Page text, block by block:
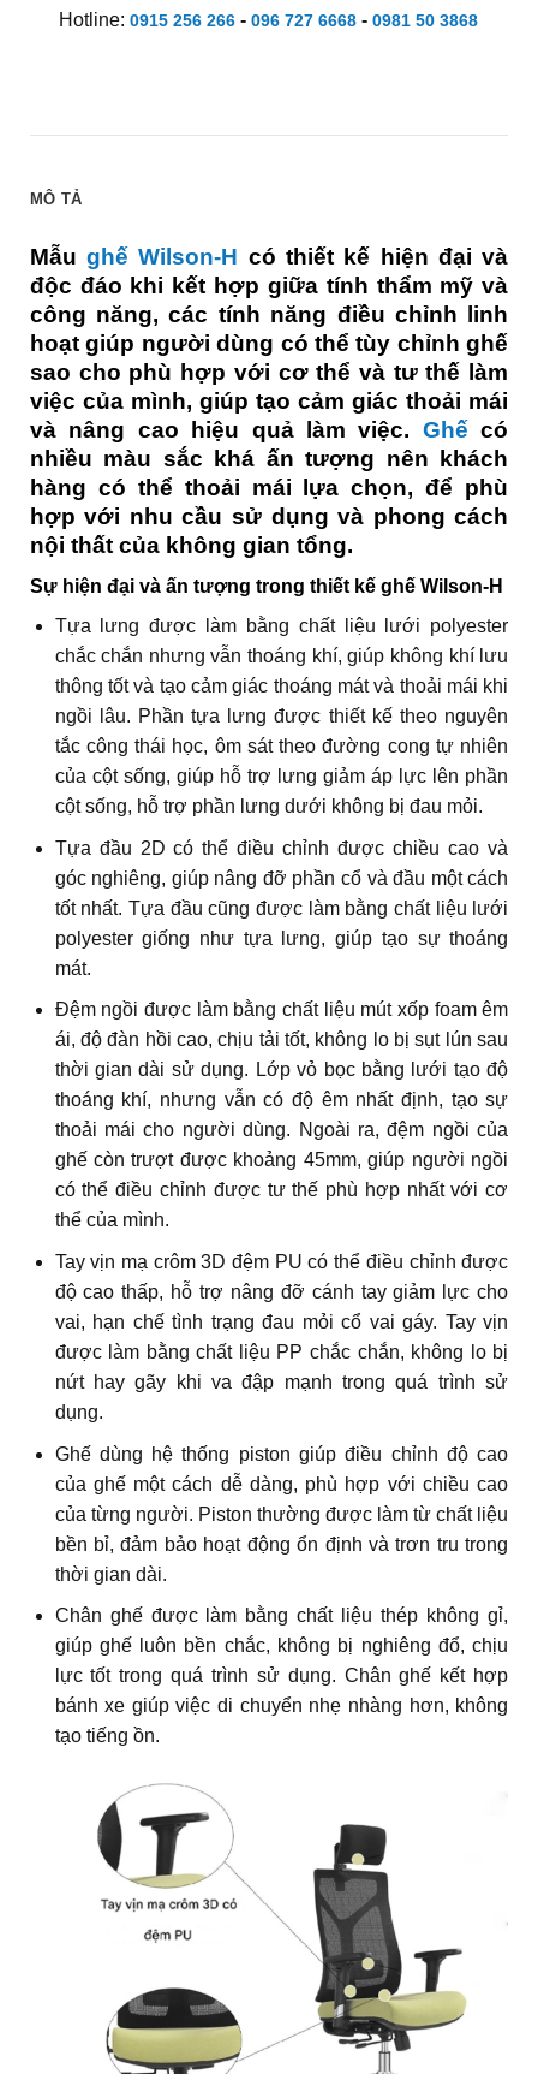
Hotline: 0915 256 266- 096 727 6668- 0981 50 3868
MÔ TẢ
Mẫughế Wilson-H có thiết kế hiện đại và
độc đáo khi kết hợp giữa tính thẩm mỹ và
công năng, các tính năng điều chỉnh linh
hoạt giúp người dùng có thể tùy chỉnh ghế
sao cho phù hợp với cơ thể và tư thế làm
việc của mình, giúp tạo cảm giác thoải mái
và nâng cao hiệu quả làm việc. Ghếcó
nhiều màu sắc khá ấn tượng nên khách
hàng có thể thoải mái lựa chọn, để phù
hợp với nhu cầu sử dụng và phong cách
nội thất của không gian tổng.
Sự hiện đại và ấn tượng trong thiết kế ghế Wilson-H
Tựa lưng được làm bằng chất liệu lưới polyester
chắc chắn nhưng vẫn thoáng khí, giúp không khí lưu
thông tốt và tạo cảm giác thoáng mát và thoải mái khi
ngồi lâu. Phần tựa lưng được thiết kế theo nguyên
tắc công thái học, ôm sát theo đường cong tự nhiên
của cột sống, giúp hỗ trợ lưng giảm áp lực lên phần
cột sống, hỗ trợ phần lưng dưới không bị đau mỏi.
Tựa đầu 2D có thể điều chỉnh được chiều cao và
góc nghiêng, giúp nâng đỡ phần cổ và đầu một cách
tốt nhất. Tựa đầu cũng được làm bằng chất liệu lưới
polyester giống như tựa lưng, giúp tạo sự thoáng
mát.
Đệm ngồi được làm bằng chất liệu mút xốp foam êm
ái, độ đàn hồi cao, chịu tải tốt, không lo bị sụt lún sau
thời gian dài sử dụng. Lớp vỏ bọc bằng lưới tạo độ
thoáng khí, nhưng vẫn có độ êm nhất định, tạo sự
thoải mái cho người dùng. Ngoài ra, đệm ngồi của
ghế còn trượt được khoảng 45mm, giúp người ngồi
có thể điều chỉnh được tư thế phù hợp nhất với cơ
thể của mình.
Tay vịn mạ crôm 3D đệm PU có thể điều chỉnh được
độ cao thấp, hỗ trợ nâng đỡ cánh tay giảm lực cho
vai, hạn chế tình trạng đau mỏi cổ vai gáy. Tay vịn
được làm bằng chất liệu PP chắc chắn, không lo bị
nứt hay gãy khi va đập mạnh trong quá trình sử
dụng.
Ghế dùng hệ thống piston giúp điều chỉnh độ cao
của ghế một cách dễ dàng, phù hợp với chiều cao
của từng người. Piston thường được làm từ chất liệu
bền bỉ, đảm bảo hoạt động ổn định và trơn tru trong
thời gian dài.
Chân ghế được làm bằng chất liệu thép không gỉ,
giúp ghế luôn bền chắc, không bị nghiêng đổ, chịu
lực tốt trong quá trình sử dụng. Chân ghế kết hợp
bánh xe giúp việc di chuyển nhẹ nhàng hơn, không
tạo tiếng ồn.